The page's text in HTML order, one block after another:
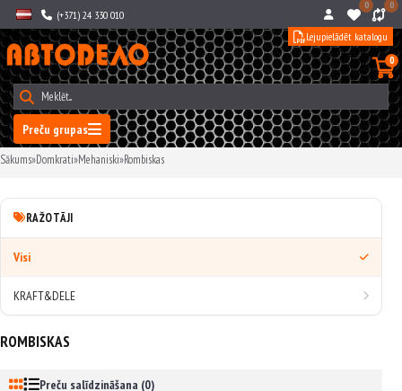
(+371) 24 330 010
0 0
Preču grupas
0
Lejupielādēt katalogu
Sākums»Domkrati»Mehaniski»Rombiskas
RAŽOTĀJI
Visi
KRAFT&DELE
ROMBISKAS
Preču salīdzināšana (0)